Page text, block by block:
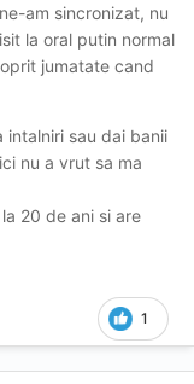
asteptari de
mai ales,
am sincronizat, nu
la oral putin normal
jumatate cand
intalniri sau dai banii
nu a vrut sa ma
20 de ani si are
1